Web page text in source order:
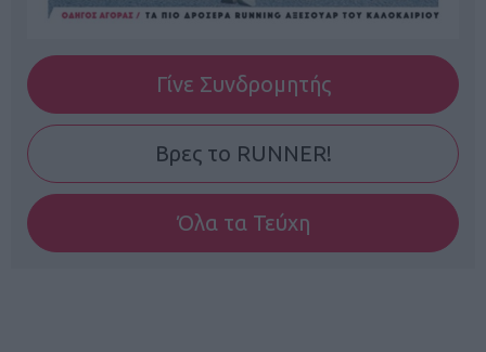
Γίνε Συνδρομητής
Βρες το RUNNER!
Όλα τα Τεύχη